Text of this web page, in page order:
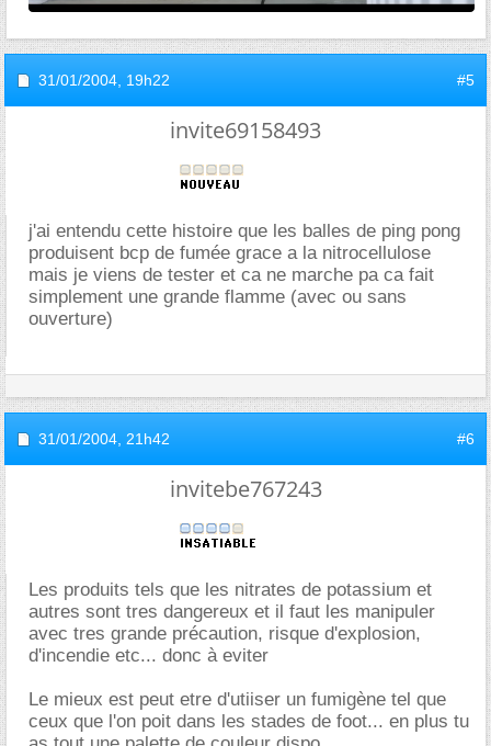
31/01/2004, 19h22 #5
invite69158493
j'ai entendu cette histoire que les balles de ping pong
produisent bcp de fumée grace a la nitrocellulose
mais je viens de tester et ca ne marche pa ca fait
simplement une grande flamme (avec ou sans
ouverture)
31/01/2004, 21h42 #6
invitebe767243
Les produits tels que les nitrates de potassium et
autres sont tres dangereux et il faut les manipuler
avec tres grande précaution, risque d'explosion,
d'incendie etc... donc à eviter
Le mieux est peut etre d'utiiser un fumigène tel que
ceux que l'on poit dans les stades de foot... en plus tu